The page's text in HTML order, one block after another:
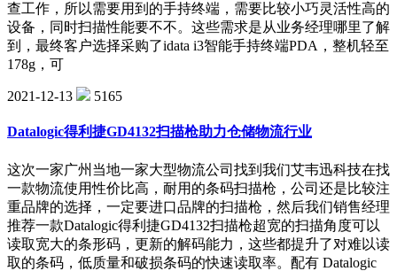
查工作，所以需要用到的手持终端，需要比较小巧灵活性高的
设备，同时扫描性能要不不。这些需求是从业务经理哪里了解
到，最终客户选择采购了idata i3智能手持终端PDA，整机轻至
178g，可
2021-12-13 5165
Datalogic得利捷GD4132扫描枪助力仓储物流行业
这次一家广州当地一家大型物流公司找到我们艾韦迅科技在找
一款物流使用性价比高，耐用的条码扫描枪，公司还是比较注
重品牌的选择，一定要进口品牌的扫描枪，然后我们销售经理
推荐一款Datalogic得利捷GD4132扫描枪超宽的扫描角度可以
读取宽大的条形码，更新的解码能力，这些都提升了对难以读
取的条码，低质量和破损条码的快速读取率。配有 Datalogic